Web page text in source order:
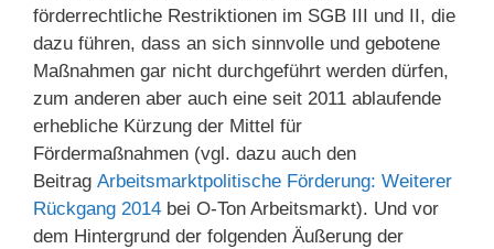
förderrechtliche Restriktionen im SGB III und II, die
dazu führen, dass an sich sinnvolle und gebotene
Maßnahmen gar nicht durchgeführt werden dürfen,
zum anderen aber auch eine seit 2011 ablaufende
erhebliche Kürzung der Mittel für
Fördermaßnahmen (vgl. dazu auch den
Beitrag Arbeitsmarktpolitische Förderung: Weiterer
Rückgang 2014 bei O-Ton Arbeitsmarkt). Und vor
dem Hintergrund der folgenden Äußerung der